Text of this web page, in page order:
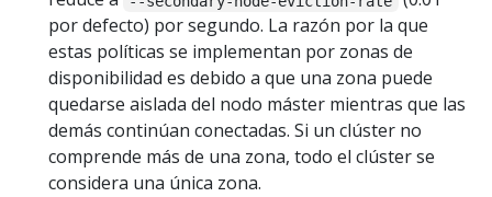
por defecto) por segundo. La razón por la que
estas políticas se implementan por zonas de
disponibilidad es debido a que una zona puede
quedarse aislada del nodo máster mientras que las
demás continúan conectadas. Si un clúster no
comprende más de una zona, todo el clúster se
considera una única zona.